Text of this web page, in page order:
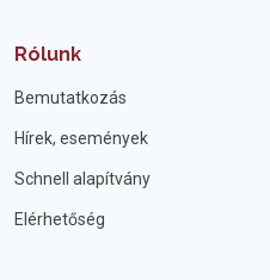
Rólunk
Bemutatkozás
Hírek, események
Schnell alapítvány
Elérhetőség